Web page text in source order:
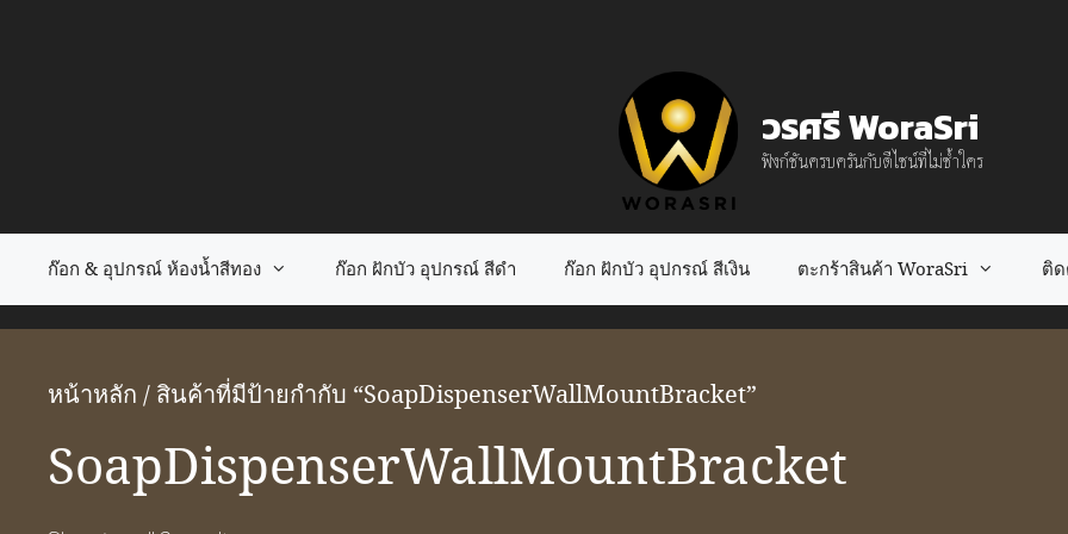
วรศรี WoraSri
ฟังก์ชันครบครันกับดีไซน์ที่ไม่ซ้ำใคร
ก๊อก & อุปกรณ์ ห้องน้ำสีทอง ก๊อก ฝักบัว อุปกรณ์ สีดำ ก๊อก ฝักบัว อุปกรณ์ สีเงิน ตะกร้าสินค้า WoraSri ติ
หน้าหลัก / สินค้าที่มีป้ายกำกับ “SoapDispenserWallMountBracket”
SoapDispenserWallMountBracket